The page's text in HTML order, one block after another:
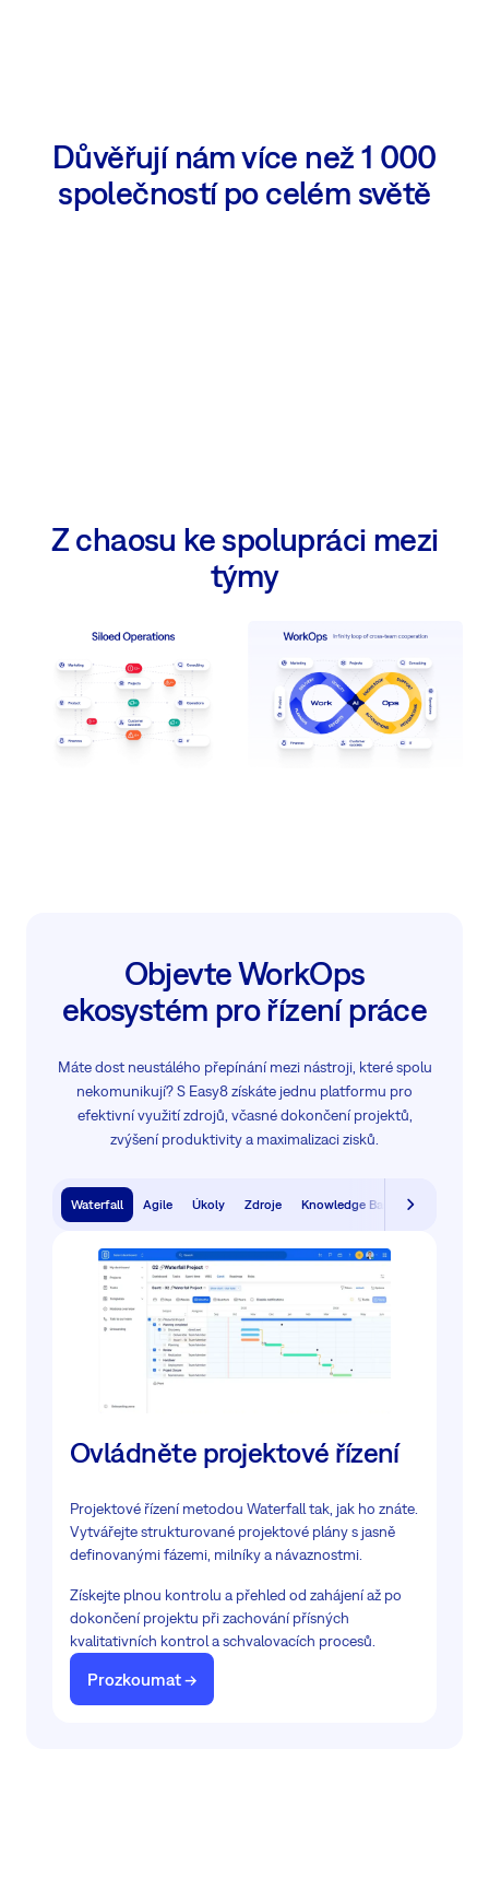
Důvěřují nám více než 1 000
společností po celém světě
Z chaosu ke spolupráci mezi
týmy
Objevte WorkOps
ekosystém pro řízení práce
Máte dost neustálého přepínání mezi nástroji, které spolu
nekomunikují? S Easy8 získáte jednu platformu pro
efektivní využití zdrojů, včasné dokončení projektů,
zvýšení produktivity a maximalizaci zisků.
Waterfall Agile Úkoly Zdroje Knowledge Base
Ovládněte projektové řízení
Projektové řízení metodou Waterfall tak, jak ho znáte.
Vytvářejte strukturované projektové plány s jasně
definovanými fázemi, milníky a návaznostmi.
Získejte plnou kontrolu a přehled od zahájení až po
dokončení projektu při zachování přísných
kvalitativních kontrol a schvalovacích procesů.
Prozkoumat ->